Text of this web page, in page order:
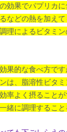
効果でパプリカ
などの熱を加え
理によるビタミ
果的な食べ方で
は、脂溶性ビタ
率よく摂ること
緒に調理すること